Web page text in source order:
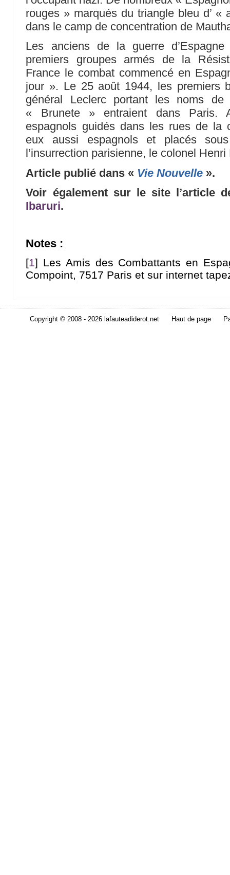
rouges » marqués du triangle bleu d’ «
dans le camp de concentration de
Les anciens de la guerre
premiers groupes armés de la
France le combat commencé en
jour ». Le 25 août 1944, les premiers
général Leclerc portant les noms
« Brunete » entraient dans Paris.
espagnols guidés dans les rues de la
eux aussi espagnols et placés
l’insurrection parisienne, le colonel Henri
Article publié dans « Vie Nouvelle ».
Voir également sur le site l’article
Ibaruri.
Notes :
[1] Les Amis des Combattants en
Compoint, 7517 Paris et sur internet
Copyright © 2008 - 2026 lafauteadiderot.net Haut de page